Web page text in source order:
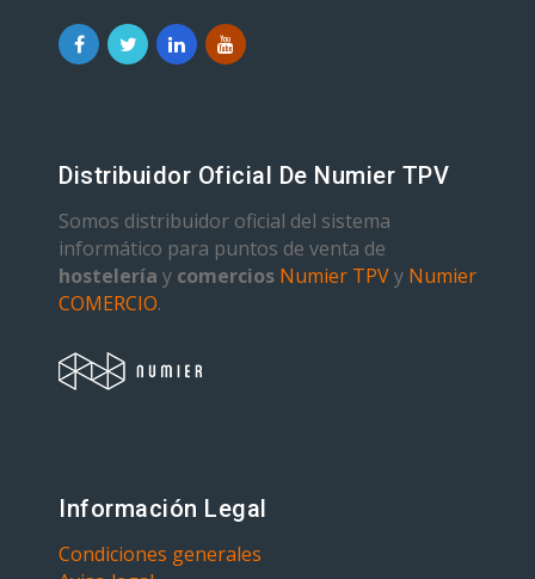
Distribuidor Oficial De Numier TPV
Somos distribuidor oficial del sistema
informático para puntos de venta de
hostelería y comercios Numier TPVy Numier
COMERCIO.
Información Legal
Condiciones generales